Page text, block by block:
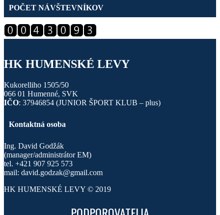
POČET NÁVŠTEVNÍKOV
HK HUMENSKÉ LEVY
Kukorelliho 1505/50
066 01 Humenné, SVK
IČO: 37946854 (JUNIOR ŠPORT KLUB – plus)
Kontaktná osoba
Ing. David Godžák
(manager/administrátor EM)
tel. +421 907 925 573
mail: david.godzak@gmail.com
HK HUMENSKÉ LEVY © 2019